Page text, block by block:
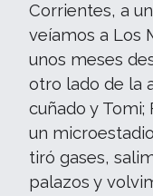
Corrientes, a
veíamos a Los
unos meses
otro lado de la
cuñado y Tomi;
un
tiró gases,
palazos y